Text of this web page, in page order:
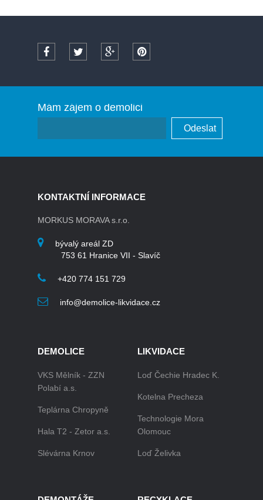
Mám zájem o demolici
KONTAKTNÍ INFORMACE
MORKUS MORAVA s.r.o.
bývalý areál ZD
753 61 Hranice VII - Slavíč
+420 774 151 729
info@demolice-likvidace.cz
DEMOLICE
VKS Mělník - ZZN
Polabí a.s.
Teplárna Chropyně
Hala T2 - Zetor a.s.
Slévárna Krnov
LIKVIDACE
Loď Čechie Hradec K.
Kotelna Precheza
Technologie Mora
Olomouc
Loď Želivka